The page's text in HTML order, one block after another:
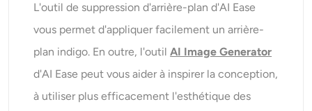
L'outil de suppression d'arrière-plan d'AI Ease
vous permet d'appliquer facilement un arrière-
plan indigo. En outre, l'outilAI Image Generator
d'AI Ease peut vous aider à inspirer la conception,
à utiliser plus efficacement l'esthétique des